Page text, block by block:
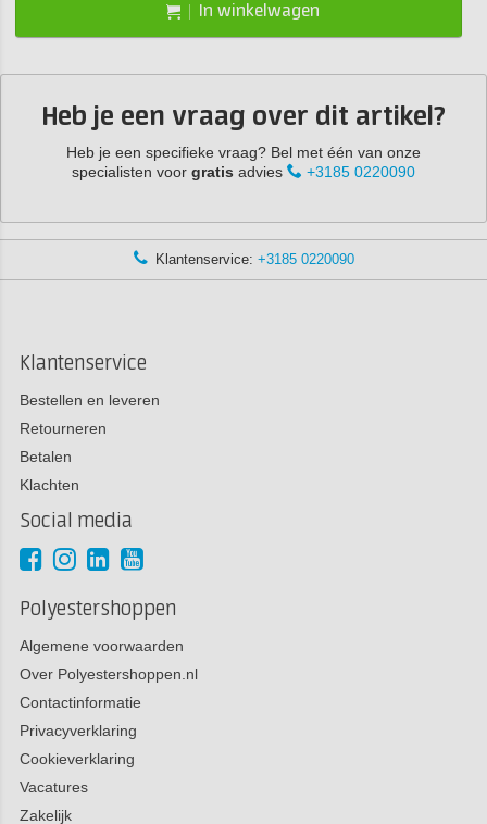
In winkelwagen
Heb je een vraag over dit artikel?
Heb je een specifieke vraag? Bel met één van onze
specialisten voor gratis advies +3185 0220090
Klantenservice: +3185 0220090
Klantenservice
Bestellen en leveren
Retourneren
Betalen
Klachten
Social media
Polyestershoppen
Algemene voorwaarden
Over Polyestershoppen.nl
Contactinformatie
Privacyverklaring
Cookieverklaring
Vacatures
Zakelijk